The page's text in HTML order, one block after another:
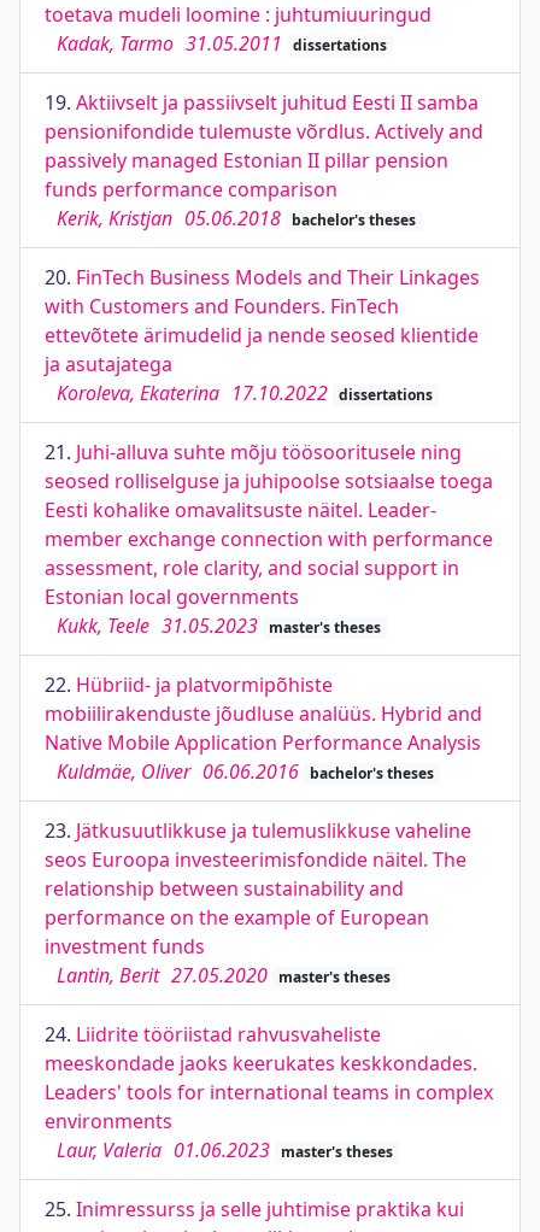
toetava mudeli loomine : juhtumiuuringud
Kadak, Tarmo 31.05.2011 dissertations
19. Aktiivselt ja passiivselt juhitud Eesti II samba
pensionifondide tulemuste võrdlus. Actively and
passively managed Estonian II pillar pension
funds performance comparison
Kerik, Kristjan 05.06.2018 bachelor's theses
20. FinTech Business Models and Their Linkages
with Customers and Founders. FinTech
ettevõtete ärimudelid ja nende seosed klientide
ja asutajatega
Koroleva, Ekaterina 17.10.2022 dissertations
21. Juhi-alluva suhte mõju töösooritusele ning
seosed rolliselguse ja juhipoolse sotsiaalse toega
Eesti kohalike omavalitsuste näitel. Leader-
member exchange connection with performance
assessment, role clarity, and social support in
Estonian local governments
Kukk, Teele 31.05.2023 master's theses
22. Hübriid- ja platvormipõhiste
mobiilirakenduste jõudluse analüüs. Hybrid and
Native Mobile Application Performance Analysis
Kuldmäe, Oliver 06.06.2016 bachelor's theses
23. Jätkusuutlikkuse ja tulemuslikkuse vaheline
seos Euroopa investeerimisfondide näitel. The
relationship between sustainability and
performance on the example of European
investment funds
Lantin, Berit 27.05.2020 master's theses
24. Liidrite tööriistad rahvusvaheliste
meeskondade jaoks keerukates keskkondades.
Leaders' tools for international teams in complex
environments
Laur, Valeria 01.06.2023 master's theses
25. Inimressurss ja selle juhtimise praktika kui